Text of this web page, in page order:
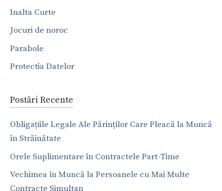
Inalta Curte
Jocuri de noroc
Parabole
Protectia Datelor
Postări Recente
Obligațiile Legale Ale Părinților Care Pleacă la Muncă
în Străinătate
Orele Suplimentare în Contractele Part-Time
Vechimea în Muncă la Persoanele cu Mai Multe
Contracte Simultan